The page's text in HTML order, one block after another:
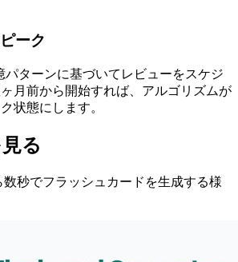
ーク
パターンに基づいてレビューをスケジ
月前から開始すれば、アルゴリズムが
状態にします。
る
数秒でフラッシュカードを生成する様